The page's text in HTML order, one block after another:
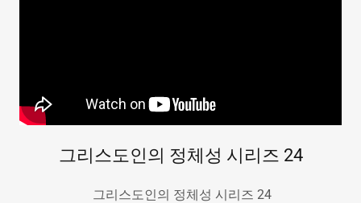
그리스도인의 정체성 시리즈 24
그리스도인의 정체성 시리즈 24